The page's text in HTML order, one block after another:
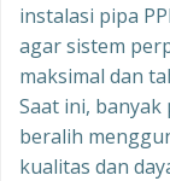
instalasi pipa
agar sistem
maksimal dan
Saat ini,
beralih
kualitas dan